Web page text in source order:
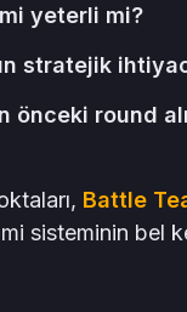
yeterli mi?
stratejik
önceki round
Battle
sisteminin bel